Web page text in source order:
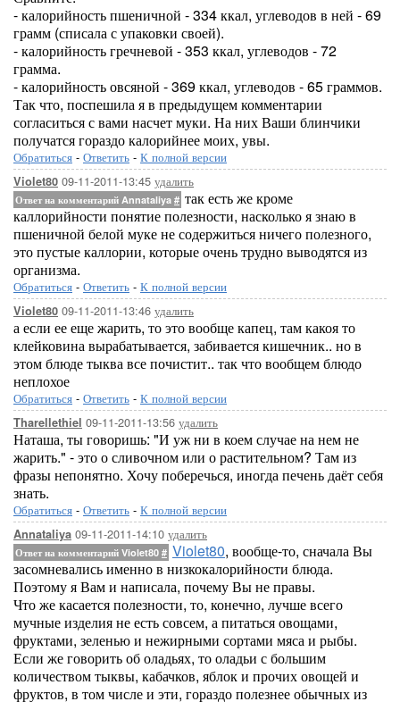
- калорийность пшеничной - 334 ккал, углеводов в ней - 69
грамм (списала с упаковки своей).
- калорийность гречневой - 353 ккал, углеводов - 72
грамма.
- калорийность овсяной - 369 ккал, углеводов - 65 граммов.
Так что, поспешила я в предыдущем комментарии
согласиться с вами насчет муки. На них Ваши блинчики
получатся гораздо калорийнее моих, увы.
Обратиться - Ответить - К полной версии
Violet80 09-11-2011-13:45 удалить
Ответ на комментарий Annataliya # так есть же кроме
каллорийности понятие полезности, насколько я знаю в
пшеничной белой муке не содержиться ничего полезного,
это пустые каллории, которые очень трудно выводятся из
организма.
Обратиться - Ответить - К полной версии
Violet80 09-11-2011-13:46 удалить
а если ее еще жарить, то это вообще капец, там какоя то
клейковина вырабатывается, забивается кишечник.. но в
этом блюде тыква все почистит.. так что вообщем блюдо
неплохое
Обратиться - Ответить - К полной версии
Tharellethiel 09-11-2011-13:56 удалить
Наташа, ты говоришь: "И уж ни в коем случае на нем не
жарить." - это о сливочном или о растительном? Там из
фразы непонятно. Хочу поберечься, иногда печень даёт себя
знать.
Обратиться - Ответить - К полной версии
Annataliya 09-11-2011-14:10 удалить
Ответ на комментарий Violet80 # Violet80, вообще-то, сначала Вы
засомневались именно в низкокалорийности блюда.
Поэтому я Вам и написала, почему Вы не правы.
Что же касается полезности, то, конечно, лучше всего
мучные изделия не есть совсем, а питаться овощами,
фруктами, зеленью и нежирными сортами мяса и рыбы.
Если же говорить об оладьях, то оладьи с большим
количеством тыквы, кабачков, яблок и прочих овощей и
фруктов, в том числе и эти, гораздо полезнее обычных из